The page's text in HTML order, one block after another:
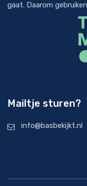
gaat. Daarom
Mailtje sturen?
info@basbekijkt.nl